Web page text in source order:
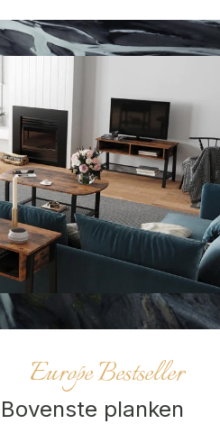
Europe Bestseller
Bovenste planken